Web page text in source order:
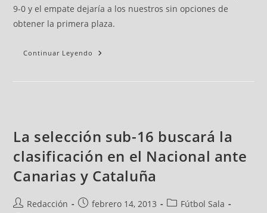
9-0 y el empate dejaría a los nuestros sin opciones de
obtener la primera plaza.
Continuar Leyendo
La selección sub-16 buscará la
clasificación en el Nacional ante
Canarias y Cataluña
Redacción febrero 14, 2013
Fútbol Sala